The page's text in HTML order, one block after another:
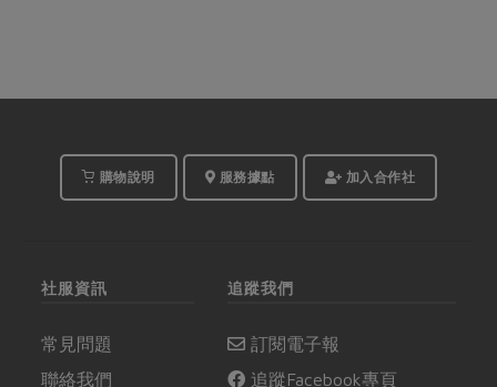
購物說明 服務據點 加入合作社
社服資訊
常見問題
聯絡我們
追蹤我們
訂閱電子報
追蹤Facebook專頁